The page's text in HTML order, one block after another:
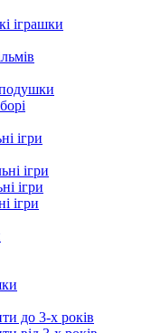
іграшки
ігри
ігри
ігри
ігри
до 3-х років